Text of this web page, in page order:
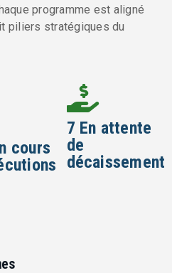
programme est aligné
piliers stratégiques du
cours
7 En attente
de
décaissement